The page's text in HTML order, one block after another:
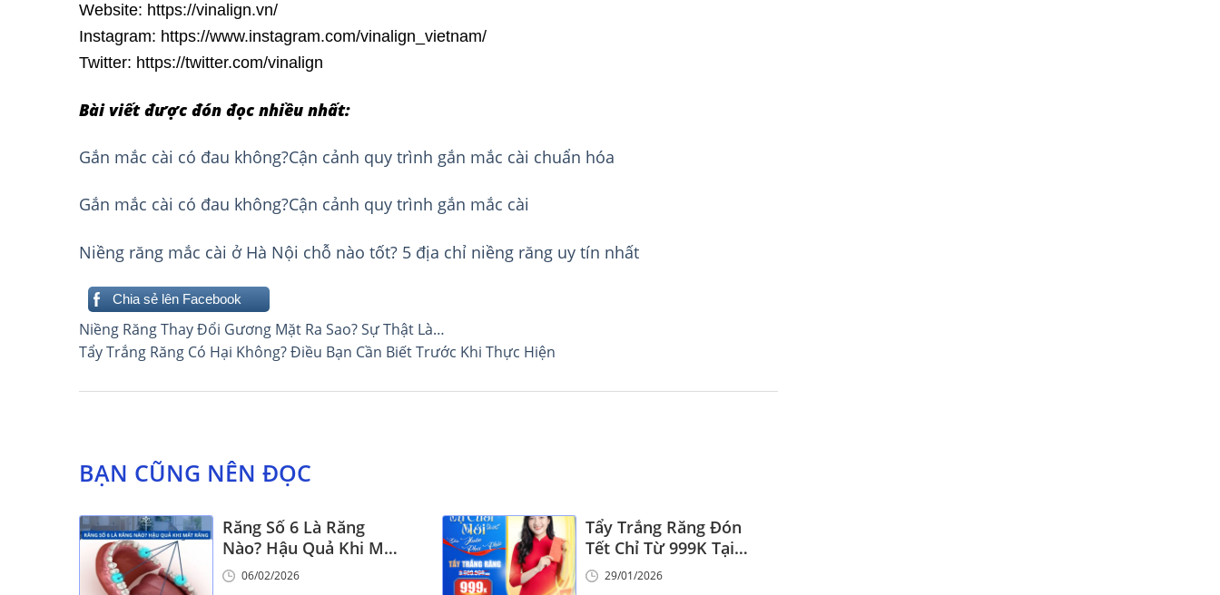
Website: https://vinalign.vn/
Instagram: https://www.instagram.com/vinalign_vietnam/
Twitter: https://twitter.com/vinalign
Bài viết được đón đọc nhiều nhất:
Gắn mắc cài có đau không?Cận cảnh quy trình gắn mắc cài chuẩn hóa
Gắn mắc cài có đau không?Cận cảnh quy trình gắn mắc cài
Niềng răng mắc cài ở Hà Nội chỗ nào tốt? 5 địa chỉ niềng răng uy tín nhất
Chia sẻ lên Facebook
Điều
hướng
bài
Niềng Răng Thay Đổi Gương Mặt Ra Sao? Sự Thật Là…
Tẩy Trắng Răng Có Hại Không? Điều Bạn Cần Biết Trước Khi Thực Hiện
BẠN CŨNG NÊN ĐỌC
Răng Số 6 Là Răng
Nào? Hậu Quả Khi Mất
Răng Số 6
06/02/2026
Tẩy Trắng Răng Đón
Tết Chỉ Từ 999K Tại
Nha Khoa Vinalign
29/01/2026